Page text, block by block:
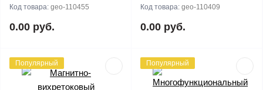
Код товара: geo-110455
0.00 руб.
Код товара: geo-110409
0.00 руб.
Популярный Популярный